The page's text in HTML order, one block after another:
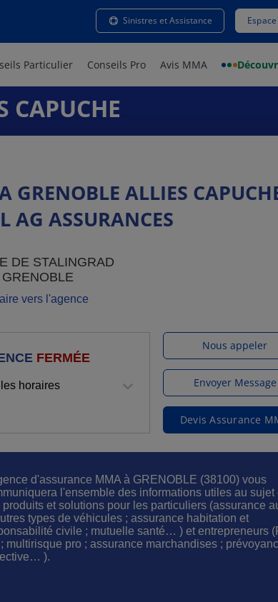
Sinistres et Assistance
Particulier Conseils Pro Avis MMA
CAPUCHE
GRENOBLE ALLIES
AG ASSURANCES
DE STALINGRAD
vers l'agence
FERMÉE
horaires
Nous appeler
Envoyer Message
Devis Assurance
d'assurance MMA à GRENOBLE (38100) vous
l'ensemble des informations utiles au sujet
produits et solutions pour les particuliers (assurance
types de véhicules ; assurance habitation et
civile ; mutuelle santé… ) et entrepreneurs
multirisque pro ; assurance marchandises ;
).